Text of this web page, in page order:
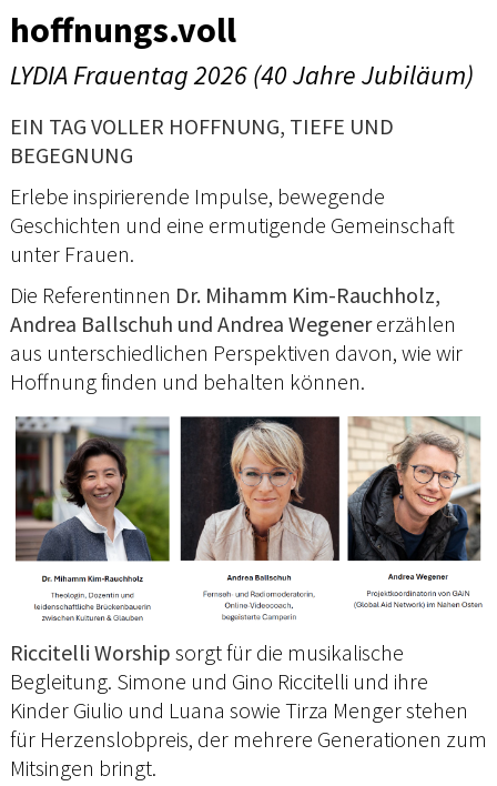
hoffnungs.voll
LYDIA Frauentag 2026 (40 Jahre Jubiläum)
EIN TAG VOLLER HOFFNUNG, TIEFE UND
BEGEGNUNG
Erlebe inspirierende Impulse, bewegende
Geschichten und eine ermutigende Gemeinschaft
unter Frauen.
Die Referentinnen Dr. Mihamm Kim-Rauchholz,
Andrea Ballschuh und Andrea Wegenererzählen
aus unterschiedlichen Perspektiven davon, wie wir
Hoffnung finden und behalten können.
Riccitelli Worship sorgt für die musikalische
Begleitung. Simone und Gino Riccitelli und ihre
Kinder Giulio und Luana sowie Tirza Menger stehen
für Herzenslobpreis, der mehrere Generationen zum
Mitsingen bringt.